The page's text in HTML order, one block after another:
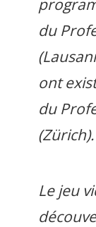
du
ont
du
(Zürich).
Le jeu